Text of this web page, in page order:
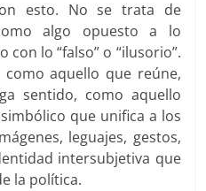
esto. No se trata de
algo opuesto a lo
con lo “falso” o “ilusorio”.
aquello que reúne,
sentido, como aquello
que unifica a los
leguajes, gestos,
intersubjetiva que
la política.